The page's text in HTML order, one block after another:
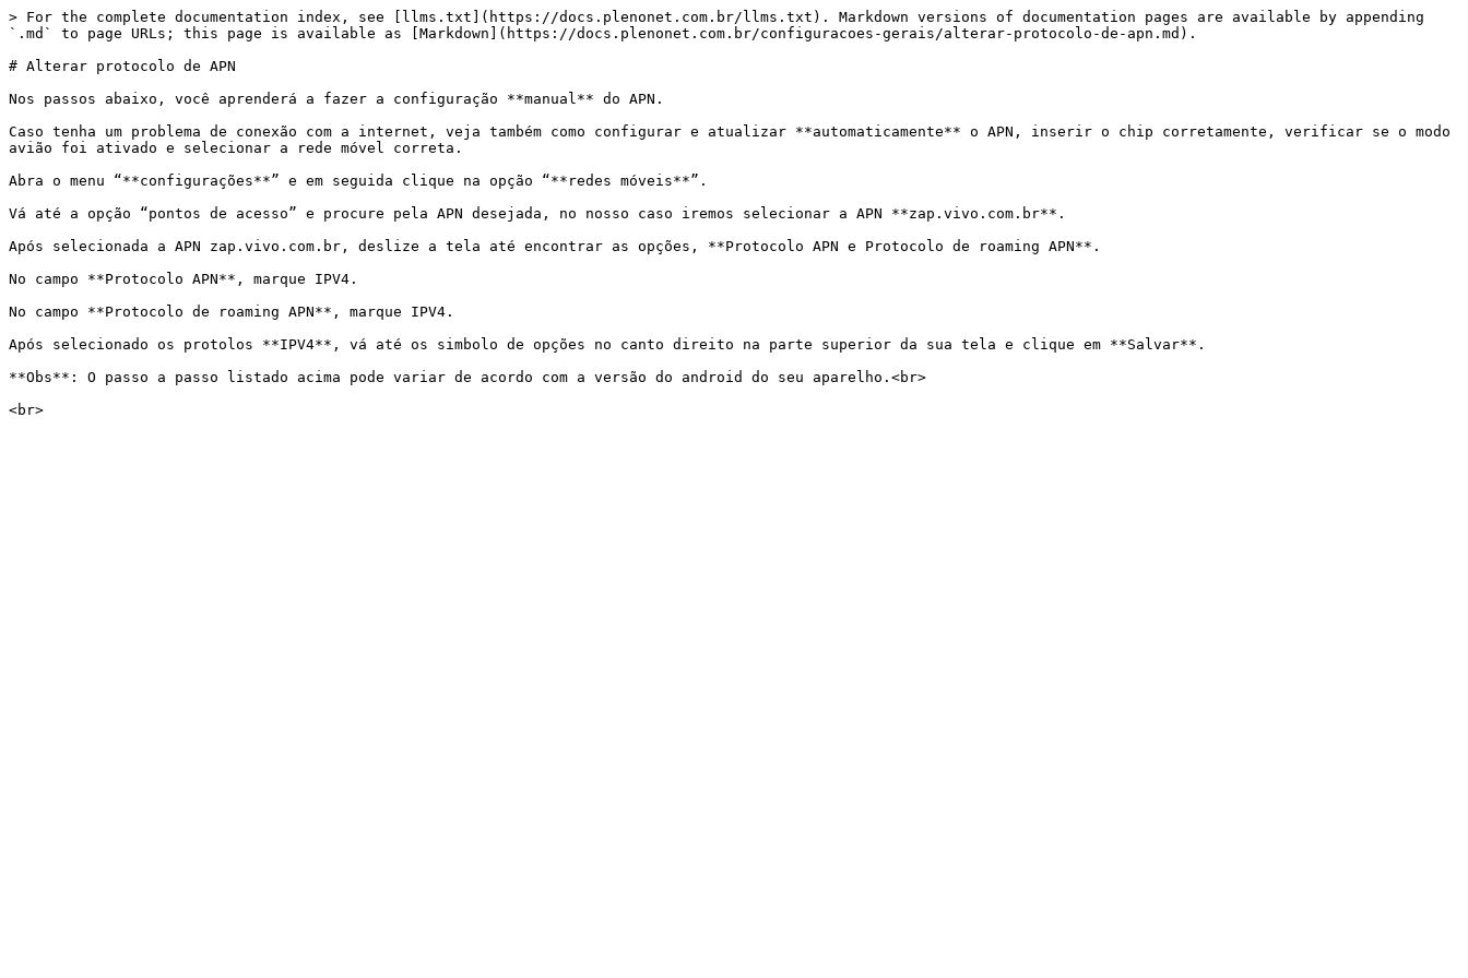
> For the complete documentation index, see [llms.txt](https://docs.plenonet.com.br/llms.txt). Markdown versions of documentation pages are available by appending
`.md` to page URLs; this page is available as [Markdown](https://docs.plenonet.com.br/configuracoes-gerais/alterar-protocolo-de-apn.md).
# Alterar protocolo de APN
Nos passos abaixo, você aprenderá a fazer a configuração **manual** do APN.
Caso tenha um problema de conexão com a internet, veja também como configurar e atualizar **automaticamente** o APN, inserir o chip corretamente, verificar se o modo
avião foi ativado e selecionar a rede móvel correta.
Abra o menu “**configurações**” e em seguida clique na opção “**redes móveis**”.
Vá até a opção “pontos de acesso” e procure pela APN desejada, no nosso caso iremos selecionar a APN **zap.vivo.com.br**.
Após selecionada a APN zap.vivo.com.br, deslize a tela até encontrar as opções, **Protocolo APN e Protocolo de roaming APN**.
No campo **Protocolo APN**, marque IPV4.
No campo **Protocolo de roaming APN**, marque IPV4.
Após selecionado os protolos **IPV4**, vá até os simbolo de opções no canto direito na parte superior da sua tela e clique em **Salvar**.
**Obs**: O passo a passo listado acima pode variar de acordo com a versão do android do seu aparelho.<br>